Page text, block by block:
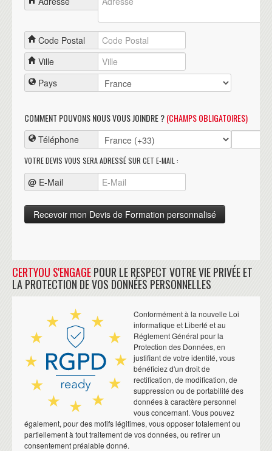
Code Postal
Ville
Pays
COMMENT POUVONS NOUS VOUS JOINDRE ?(CHAMPS OBLIGATOIRES)
Téléphone
VOTRE DEVIS VOUS SERA ADRESSÉ SUR CET E-MAIL :
@ E-Mail
CERTYOU S'ENGAGEPOUR LE RESPECT VOTRE VIE PRIVÉE ET
LA PROTECTION DE VOS DONNÉES PERSONNELLES
Conformément à la nouvelle Loi
informatique et Liberté et au
Réglement Général pour la
Protection des Données, en
justifiant de votre identité, vous
bénéficiez d'un droit de
rectification, de modification, de
suppression ou de portabilité des
données à caractère personnel
vous concernant. Vous pouvez
également, pour des motifs légitimes, vous opposer totalement ou
partiellement à tout traitement de vos données, ou retirer un
consentement préalable donné.